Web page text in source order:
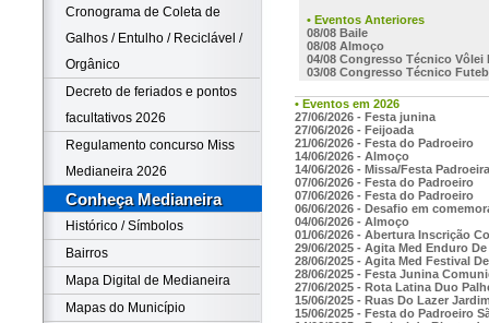
Cronograma de Coleta de
Galhos / Entulho / Reciclável /
Orgânico
Decreto de feriados e pontos
facultativos 2026
Regulamento concurso Miss
Medianeira 2026
Conheça Medianeira
Histórico / Símbolos
Bairros
Mapa Digital de Medianeira
Mapas do Município
• Eventos Anteriores
08/08 Baile
08/08 Almoço
04/08 Congresso Técnico Vôlei
03/08 Congresso Técnico
• Eventos em 2026
27/06/2026 - Festa junina
27/06/2026 - Feijoada
21/06/2026 - Festa do Padroeiro
14/06/2026 - Almoço
14/06/2026 - Missa/Festa Padroeira
07/06/2026 - Festa do Padroeiro
07/06/2026 - Festa do Padroeiro
06/06/2026 - Desafio em
04/06/2026 - Almoço
01/06/2026 - Abertura Inscrição
29/06/2025 - Agita Med Enduro
28/06/2025 - Agita Med Festival
28/06/2025 - Festa Junina
27/06/2025 - Rota Latina Duo
15/06/2025 - Ruas Do Lazer
15/06/2025 - Festa do Padroeiro